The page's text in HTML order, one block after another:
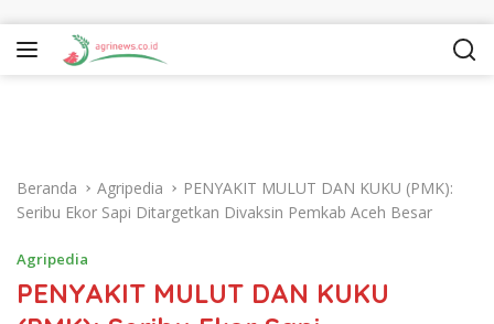
Beranda Agripedia
PENYAKIT MULUT DAN KUKU (PMK):
Seribu Ekor Sapi Ditargetkan Divaksin Pemkab Aceh Besar
Agripedia
PENYAKIT MULUT DAN KUKU